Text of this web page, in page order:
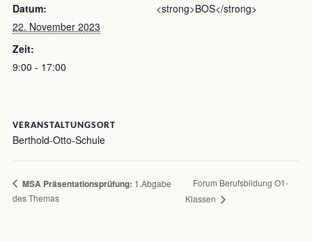
Datum:
22. November 2023
Zeit:
9:00 - 17:00
<strong>BOS</strong>
VERANSTALTUNGSORT
Berthold-Otto-Schule
MSA Präsentationsprüfung: 1.Abgabe
des Themas
Forum Berufsbildung O1-
Klassen